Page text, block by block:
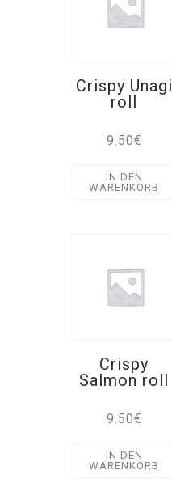
Crispy Unagi
roll
9.50€
IN DEN
WARENKORB
Crispy
Salmon roll
9.50€
IN DEN
WARENKORB